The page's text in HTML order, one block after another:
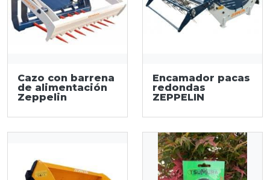
Cazo con barrena
de alimentación
Zeppelin
Encamador pacas
redondas
ZEPPELIN